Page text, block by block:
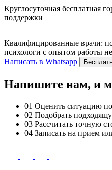
Круглосуточная бесплатная
поддержки
Квалифицированные врачи:
психологи с опытом работы
Написать в Whatsapp
Напишите нам, и
01 Оценить ситуацию
02 Подобрать
03 Рассчитать точную
04 Записать на прием